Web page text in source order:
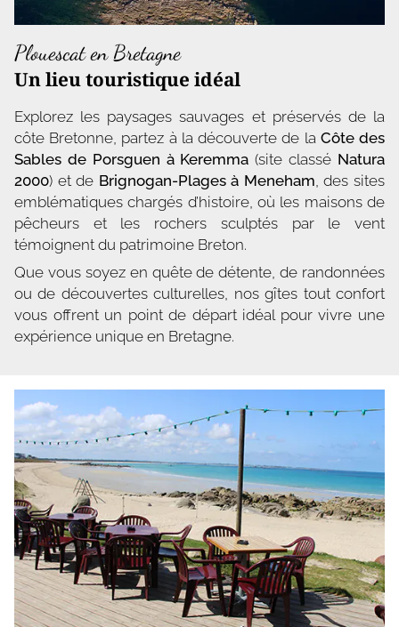
Plouescat en Bretagne
Un lieu touristique idéal
Explorez les paysages sauvages et préservés de la
côte Bretonne, partez à la découverte de la Côte des
Sables de Porsguen à Keremma (site classé Natura
2000) et de Brignogan-Plages à Meneham , des sites
emblématiques chargés d’histoire, où les maisons de
pêcheurs et les rochers sculptés par le vent
témoignent du patrimoine Breton.
Que vous soyez en quête de détente, de randonnées
ou de découvertes culturelles, nos gîtes tout confort
vous offrent un point de départ idéal pour vivre une
expérience unique en Bretagne.